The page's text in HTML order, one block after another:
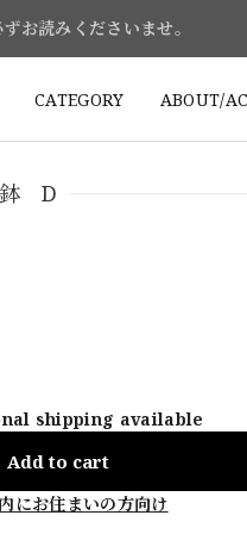
お読みくださいませ。
CATEGORY ABOUT/
鉢 D
shipping available
Add to cart
にお住まいの方向け